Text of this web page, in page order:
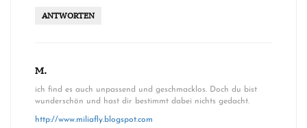
ANTWORTEN
M.
ich find es auch unpassend und geschmacklos. Doch du bist
wunderschön und hast dir bestimmt dabei nichts gedacht.
http://www.miliafly.blogspot.com